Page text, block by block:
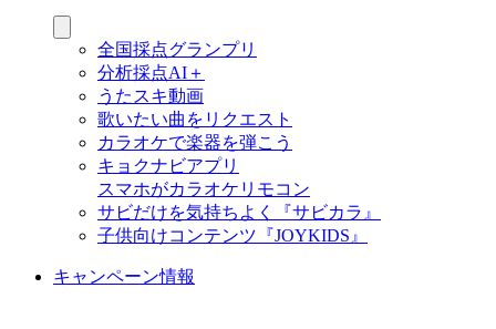
全国採点グランプリ
分析採点AI＋
うたスキ動画
歌いたい曲をリクエスト
カラオケで楽器を弾こう
キョクナビアプリ
スマホがカラオケリモコン
サビだけを気持ちよく『サビカラ』
子供向けコンテンツ『JOYKIDS』
キャンペーン情報